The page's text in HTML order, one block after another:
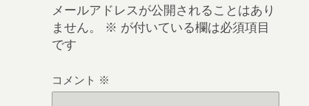
メールアドレスが公開されることはあり
ません。
※ が付いている欄は必須項目
です
コメント ※